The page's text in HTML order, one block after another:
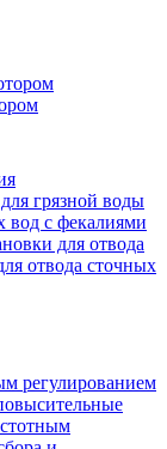
грязной воды
вод c фекалиями
для отвода
отвода сточных
регулированием